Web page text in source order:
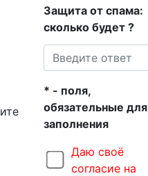
Защита от спама:
сколько будет ?
* - поля,
обязательные для
заполнения
Даю своё
согласие на